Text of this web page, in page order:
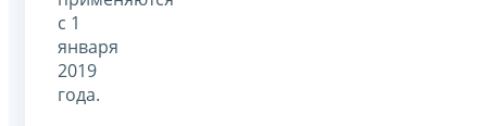
с 1
января
2019
года.